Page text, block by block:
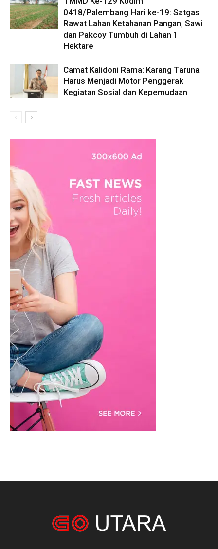
0418/Palembang Hari ke-19: Satgas
Rawat Lahan Ketahanan Pangan, Sawi
dan Pakcoy Tumbuh di Lahan 1
Hektare
Camat Kalidoni Rama: Karang Taruna
Harus Menjadi Motor Penggerak
Kegiatan Sosial dan Kepemudaan